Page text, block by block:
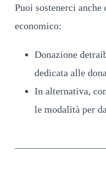
Puoi sostenerci
economico:
Donazione
dedicata alle
In alternativa,
le modalità per